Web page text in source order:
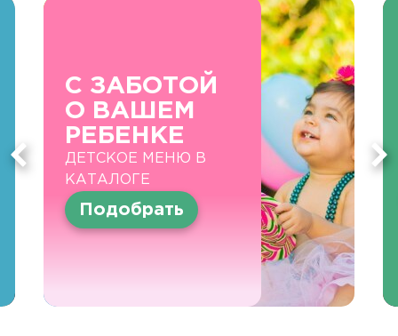
С ЗАБОТОЙ
О ВАШЕМ
РЕБЕНКЕ
ДЕТСКОЕ МЕНЮ В
КАТАЛОГЕ
Подобрать